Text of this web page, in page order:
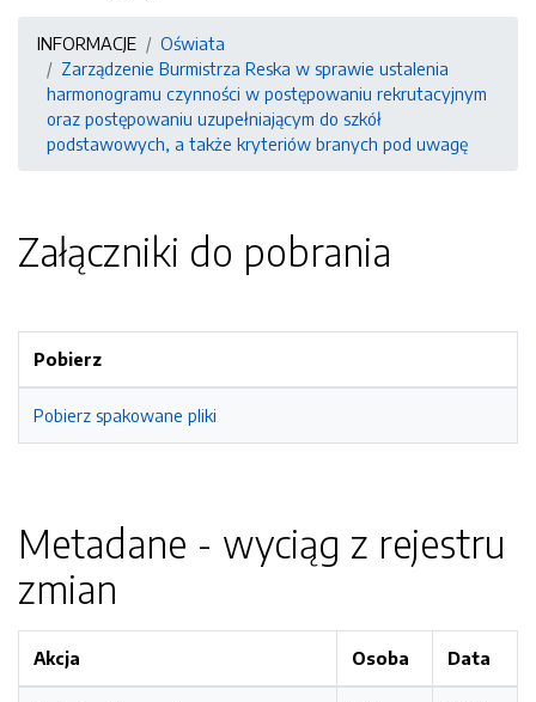
INFORMACJE
Oświata
Zarządzenie Burmistrza Reska w sprawie ustalenia
harmonogramu czynności w postępowaniu rekrutacyjnym
oraz postępowaniu uzupełniającym do szkół
podstawowych, a także kryteriów branych pod uwagę
Załączniki do pobrania
Pobierz
Pobierz spakowane pliki
Metadane - wyciąg z rejestru
zmian
Akcja Osoba Data